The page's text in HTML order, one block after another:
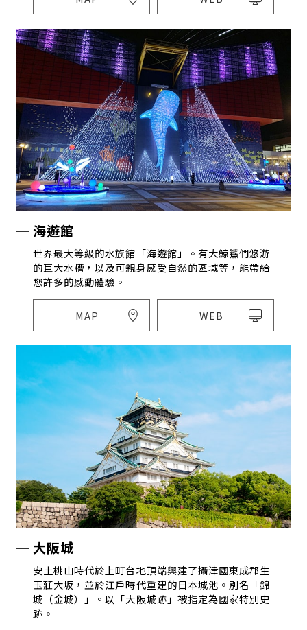
海遊館
世界最大等級的水族館「海遊館」。有大鯨鯊們悠游
的巨大水槽，以及可親身感受自然的區域等，能帶給
您許多的感動體驗。
MAP WEB
大阪城
安土桃山時代於上町台地頂端興建了攝津國東成郡生
玉莊大坂，並於江戶時代重建的日本城池。別名「錦
城（金城）」。以「大阪城跡」被指定為國家特別史
跡。